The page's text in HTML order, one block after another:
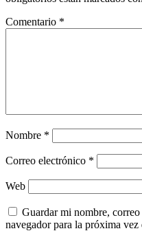
Comentario *
Nombre *
Correo electrónico *
Web
Guardar mi nombre,
navegador para la próxima